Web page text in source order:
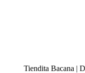
Tiendita Bacana |